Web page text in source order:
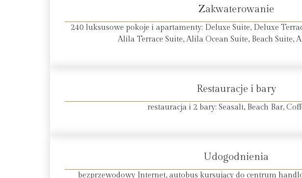
Zakwaterowanie
240 luksusowe pokoje i apartamenty: Deluxe Suite, Deluxe
Alila Terrace Suite, Alila Ocean Suite, Beach Suite,
Restauracje i bary
restauracja i 2 bary: Seasalt, Beach Bar,
Udogodnienia
bezprzewodowy Internet, autobus kursujący do centrum